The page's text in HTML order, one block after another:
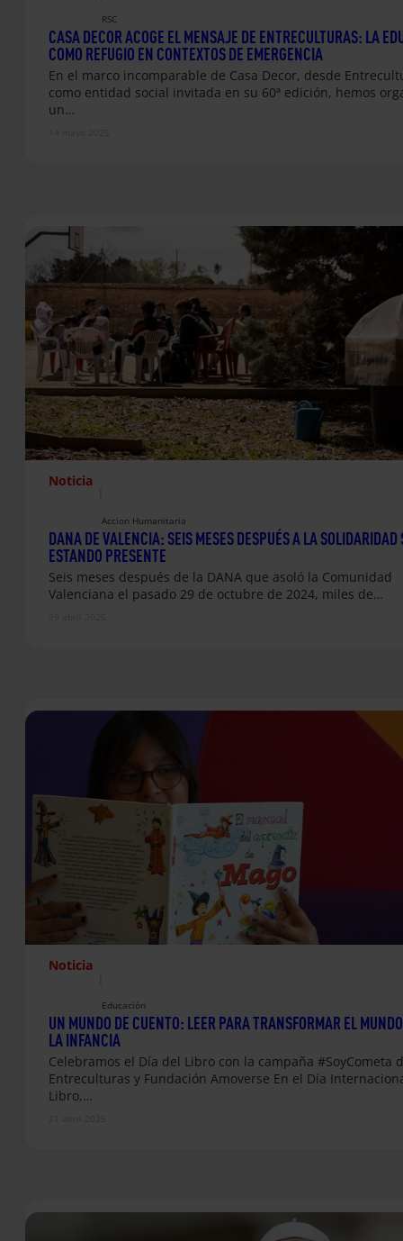
RSC
CASA DECOR ACOGE EL MENSAJE DE ENTRECULTURAS: LA
COMO REFUGIO EN CONTEXTOS DE EMERGENCIA
En el marco incomparable de Casa Decor, desde
como entidad social invitada en su 60ª edición, hemos
un…
Noticia
Accion Humanitaria
DANA DE VALENCIA: SEIS MESES DESPUÉS A LA SOLIDARIDAD
ESTANDO PRESENTE
Seis meses después de la DANA que asoló la Comunidad
Valenciana el pasado 29 de octubre de 2024, miles de…
Noticia
Educación
UN MUNDO DE CUENTO: LEER PARA TRANSFORMAR EL
LA INFANCIA
Celebramos el Día del Libro con la campaña #SoyCometa
Entreculturas y Fundación Amoverse En el Día
Libro,…